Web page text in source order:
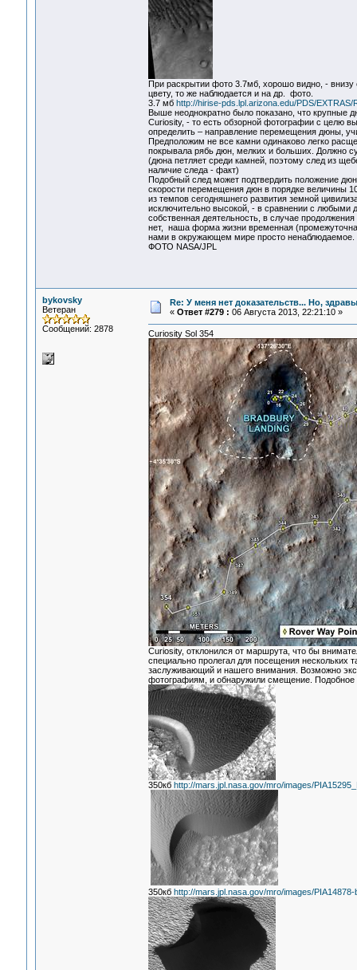
При раскрытии фото 3.7мб, хорошо видно, -
цвету, то же наблюдается и на др. фото.
3.7 мб http://hirise-pds.lpl.arizona.edu/PDS/
Выше неоднократно было показано, что крупные
Curiosity, - то есть обзорной фотографии с целю
определить – направление перемещения дюны,
Предположим не все камни одинаково легко
покрывала рябь дюн, мелких и больших. Должно
(дюна петляет среди камней, поэтому след из
наличие следа - факт)
Подобный след может подтвердить положение
скорости перемещения дюн в порядке величины
из темпов сегодняшнего развития земной
исключительно высокой, - в сравнении с любыми
собственная деятельность, в случае
нет, наша форма жизни временная
нами в окружающем мире просто ненаблюдаемое.
ФОТО NASA/JPL
bykovsky
Ветеран
Сообщений: 2878
Re: У меня нет доказательств... Но,
« Ответ #279 : 06 Августа 2013, 22:21:10 »
Curiosity Sol 354
Curiosity, отклонился от маршрута, что бы
специально пролегал для посещения
заслуживающий и нашего внимания. Возможно
фотографиям, и обнаружили смещение. Подобное
350кб http://mars.jpl.nasa.gov/mro/images/
350кб http://mars.jpl.nasa.gov/mro/images/PIA14878-